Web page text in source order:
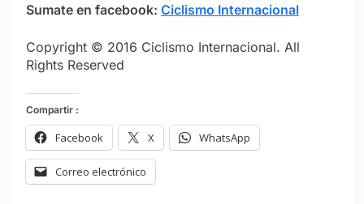
Sumate en facebook: Ciclismo Internacional
Copyright © 2016 Ciclismo Internacional. All
Rights Reserved
Compartir :
Facebook X WhatsApp
Correo electrónico